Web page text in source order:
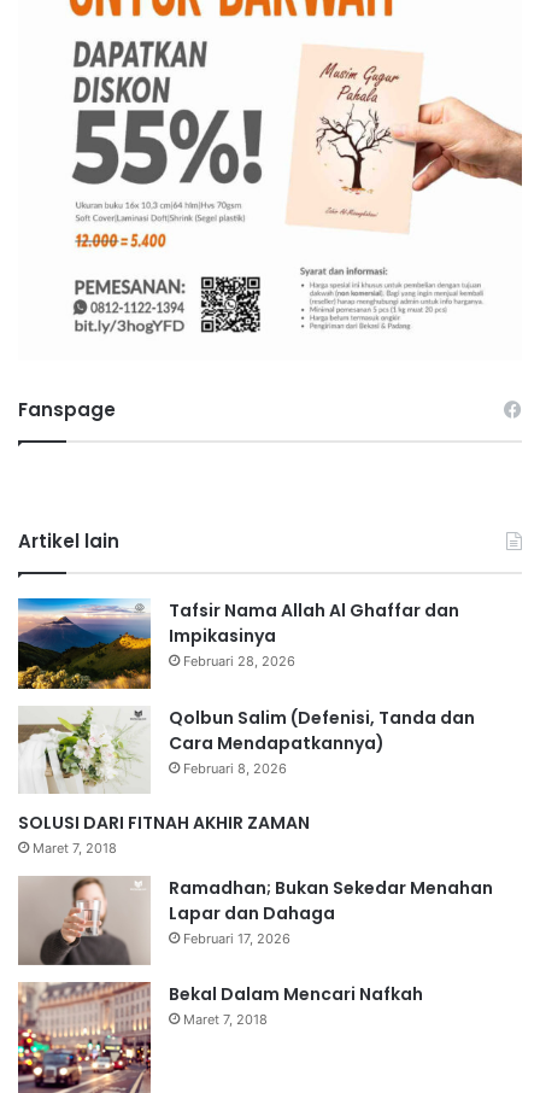
Fanspage
Artikel lain
Tafsir Nama Allah Al Ghaffar dan
Impikasinya
Februari 28, 2026
Qolbun Salim (Defenisi, Tanda dan
Cara Mendapatkannya)
Februari 8, 2026
SOLUSI DARI FITNAH AKHIR ZAMAN
Maret 7, 2018
Ramadhan; Bukan Sekedar Menahan
Lapar dan Dahaga
Februari 17, 2026
Bekal Dalam Mencari Nafkah
Maret 7, 2018